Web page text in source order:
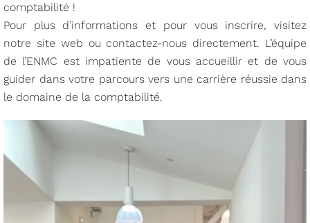
comptabilité !
Pour plus d’informations et pour vous inscrire, visitez
notre site web ou contactez-nous directement. L’équipe
de l’ENMC est impatiente de vous accueillir et de vous
guider dans votre parcours vers une carrière réussie dans
le domaine de la comptabilité.